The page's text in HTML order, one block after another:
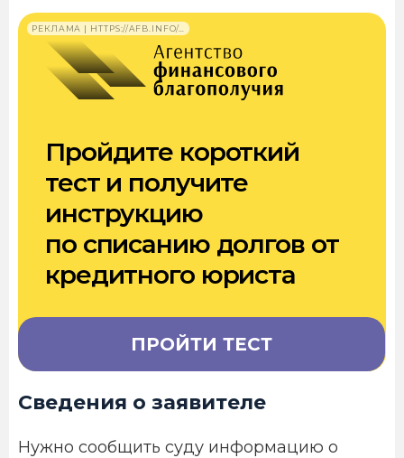
РЕКЛАМА | HTTPS://AFB.INFO/…
Пройдите короткий
тест и получите
инструкцию
по списанию долгов от
кредитного юриста
ПРОЙТИ ТЕСТ
Сведения о заявителе
Нужно сообщить суду информацию о